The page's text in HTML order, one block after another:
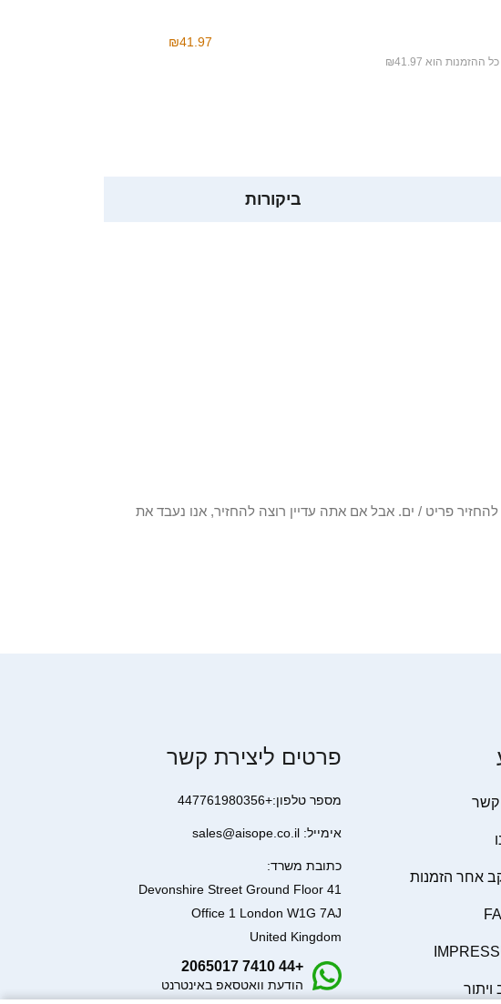
הוא ₪41.97
₪41.97
ביקורות
ואינך צריך להחזיר פריט / ים. אבל אם אתה עדיין רוצה להחזיר, אנו נעבד את
קשר
אחר הזמנות
פרטים ליצירת קשר
מספר טלפון:+447761980356
אימייל: sales@aisope.co.il
כתובת משרד:
41 Devonshire Street Ground Floor
Office 1 London W1G 7AJ
United Kingdom
+44 7410 2065017
הודעת וואטסאפ באינטרנט